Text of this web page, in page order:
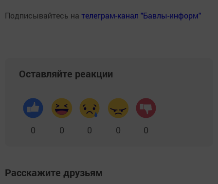
Подписывайтесь на телеграм-канал "Бавлы-информ"
Оставляйте реакции
0 0 0 0 0
Расскажите друзьям